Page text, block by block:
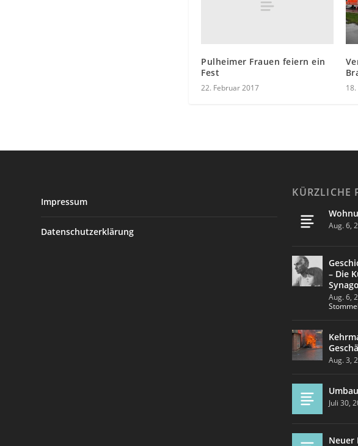
Pulheimer Frauen feiern ein
Fest
22. Februar 2017
Impressum
Datenschutzerklärung
KÜRZLICHE
Aug. 6,
– Die
Aug. 6,
Aug. 3,
Juli 30,
Neuer